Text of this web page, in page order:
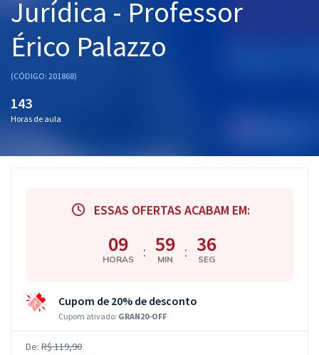
Aprovados
Jurídica - Professor
Érico Palazzo
(CÓDIGO: 201868)
143
Horas de aula
ESSAS OFERTAS ACABAM EM:
09
HORAS : 59
MIN : 36
SEG
Cupom de 20% de desconto
Cupom ativado: GRAN20-OFF
De: R$ 119,90